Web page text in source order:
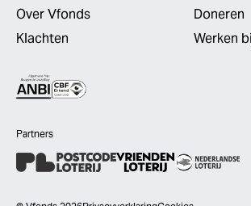
Over Vfonds
Klachten
Doneren
Werken
Partners